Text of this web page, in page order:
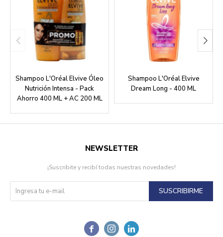
Shampoo L'Oréal Elvive Óleo
Nutrición Intensa - Pack
Ahorro 400 ML + AC 200 ML
Shampoo L'Oréal Elvive
Dream Long - 400 ML
  
NEWSLETTER
¡Suscribite y recibí todas nuestras novedades!
SUSCRIBIRME